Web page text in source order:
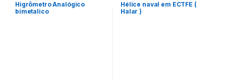
Higrômetro Analógico
bimetalico
Hélice naval em ECTFE (
Halar )